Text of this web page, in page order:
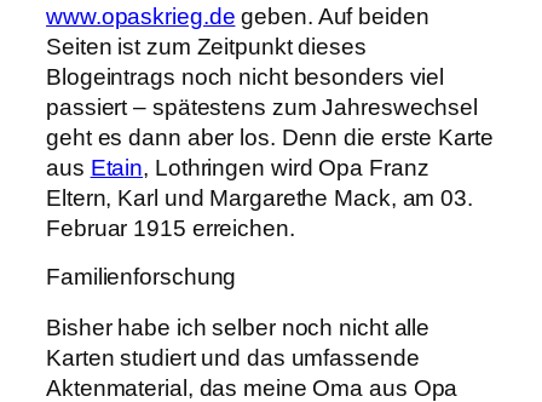
www.opaskrieg.de geben. Auf beiden
Seiten ist zum Zeitpunkt dieses
Blogeintrags noch nicht besonders viel
passiert – spätestens zum Jahreswechsel
geht es dann aber los. Denn die erste Karte
aus Etain, Lothringen wird Opa Franz
Eltern, Karl und Margarethe Mack, am 03.
Februar 1915 erreichen.
Familienforschung
Bisher habe ich selber noch nicht alle
Karten studiert und das umfassende
Aktenmaterial, das meine Oma aus Opa